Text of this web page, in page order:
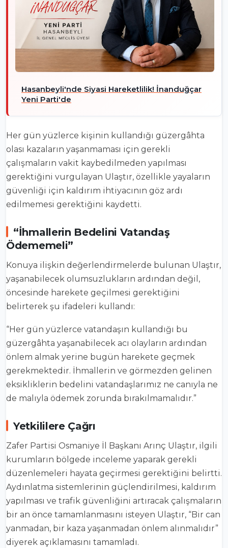
Hasanbeyli'nde Siyasi Hareketlilik! İnanduğçar
Yeni Parti'de
Her gün yüzlerce kişinin kullandığı güzergâhta
olası kazaların yaşanmaması için gerekli
çalışmaların vakit kaybedilmeden yapılması
gerektiğini vurgulayan Ulaştır, özellikle yayaların
güvenliği için kaldırım ihtiyacının göz ardı
edilmemesi gerektiğini kaydetti.
“İhmallerin Bedelini Vatandaş
Ödememeli”
Konuya ilişkin değerlendirmelerde bulunan Ulaştır,
yaşanabilecek olumsuzlukların ardından değil,
öncesinde harekete geçilmesi gerektiğini
belirterek şu ifadeleri kullandı:
“Her gün yüzlerce vatandaşın kullandığı bu
güzergâhta yaşanabilecek acı olayların ardından
önlem almak yerine bugün harekete geçmek
gerekmektedir. İhmallerin ve görmezden gelinen
eksikliklerin bedelini vatandaşlarımız ne canıyla ne
de malıyla ödemek zorunda bırakılmamalıdır.”
Yetkililere Çağrı
Zafer Partisi Osmaniye İl Başkanı Arınç Ulaştır, ilgili
kurumların bölgede inceleme yaparak gerekli
düzenlemeleri hayata geçirmesi gerektiğini belirtti.
Aydınlatma sistemlerinin güçlendirilmesi, kaldırım
yapılması ve trafik güvenliğini artıracak çalışmaların
bir an önce tamamlanmasını isteyen Ulaştır, “Bir can
yanmadan, bir kaza yaşanmadan önlem alınmalıdır”
diyerek açıklamasını tamamladı.